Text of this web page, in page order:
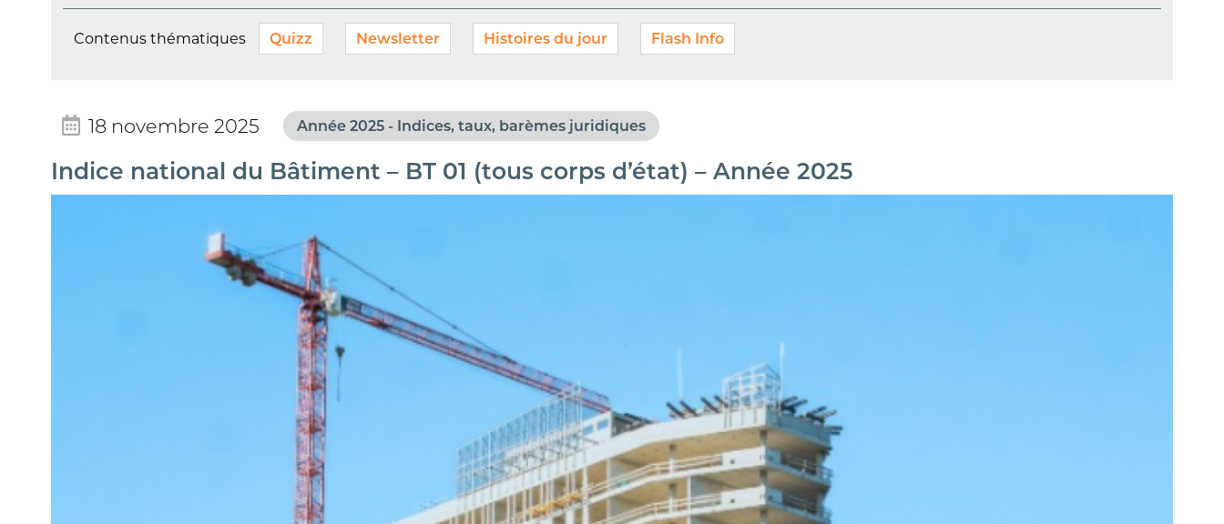
Contenus thématiques Quizz Newsletter Histoires du jour Flash Info
18 novembre 2025 Année 2025 - Indices, taux, barèmes juridiques
Indice national du Bâtiment – BT 01 (tous corps d’état) – Année 2025